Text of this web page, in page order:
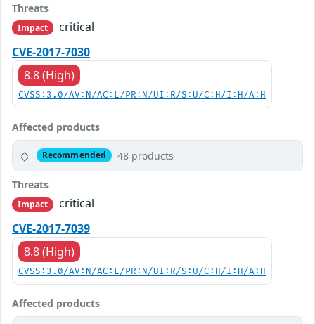
Threats
Impact
critical
CVE-2017-7030
8.8 (High)
CVSS:3.0/AV:N/AC:L/PR:N/UI:R/S:U/C:H/I:H/A:H
Affected products
Recommended 48 products
Threats
Impact
critical
CVE-2017-7039
8.8 (High)
CVSS:3.0/AV:N/AC:L/PR:N/UI:R/S:U/C:H/I:H/A:H
Affected products